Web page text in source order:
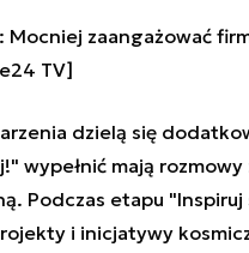
Mocniej zaangażować
TV]
dzielą się
wypełnić mają
Podczas etapu
i inicjatywy